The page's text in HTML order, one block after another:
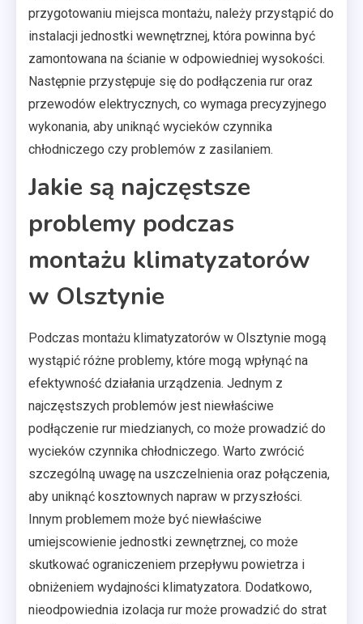
przygotowaniu miejsca montażu, należy przystąpić do
instalacji jednostki wewnętrznej, która powinna być
zamontowana na ścianie w odpowiedniej wysokości.
Następnie przystępuje się do podłączenia rur oraz
przewodów elektrycznych, co wymaga precyzyjnego
wykonania, aby uniknąć wycieków czynnika
chłodniczego czy problemów z zasilaniem.
Jakie są najczęstsze
problemy podczas
montażu klimatyzatorów
w Olsztynie
Podczas montażu klimatyzatorów w Olsztynie mogą
wystąpić różne problemy, które mogą wpłynąć na
efektywność działania urządzenia. Jednym z
najczęstszych problemów jest niewłaściwe
podłączenie rur miedzianych, co może prowadzić do
wycieków czynnika chłodniczego. Warto zwrócić
szczególną uwagę na uszczelnienia oraz połączenia,
aby uniknąć kosztownych napraw w przyszłości.
Innym problemem może być niewłaściwe
umiejscowienie jednostki zewnętrznej, co może
skutkować ograniczeniem przepływu powietrza i
obniżeniem wydajności klimatyzatora. Dodatkowo,
nieodpowiednia izolacja rur może prowadzić do strat